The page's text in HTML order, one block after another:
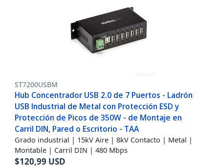
ST7200USBM
Hub Concentrador USB 2.0 de 7 Puertos - Ladrón
USB Industrial de Metal con Protección ESD y
Protección de Picos de 350W - de Montaje en
Carril DIN, Pared o Escritorio - TAA
Grado industrial | 15kV Aire | 8kV Contacto | Metal |
Montable | Carril DIN | 480 Mbps
$120,99 USD